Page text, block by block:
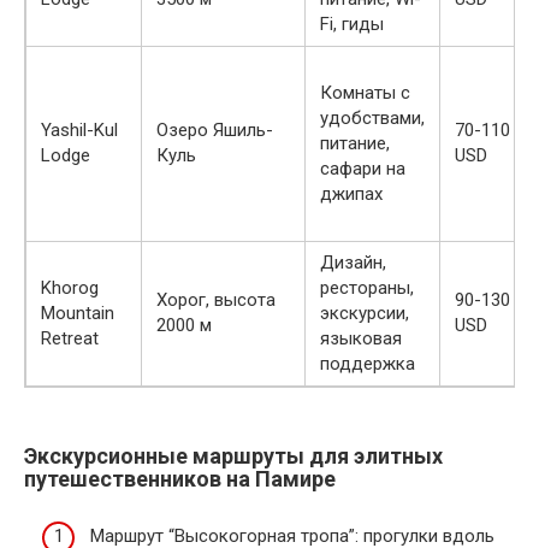
Fi, гиды
Yashil-Kul
Lodge
Озеро Яшиль-
Куль
Комнаты с
удобствами,
питание,
сафари на
джипах
70-110
USD
Khorog
Mountain
Retreat
Хорог, высота
2000 м
Дизайн,
рестораны,
экскурсии,
языковая
поддержка
90-130
USD
Экскурсионные маршруты для элитных
путешественников на Памире
Маршрут “Высокогорная тропа”: прогулки вдоль